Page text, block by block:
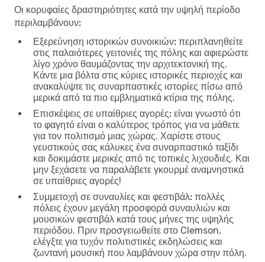
Οι κορυφαίες δραστηριότητες κατά την υψηλή περίοδο
περιλαμβάνουν:
Εξερεύνηση ιστορικών συνοικιών: περιπλανηθείτε
στις παλαιότερες γειτονιές της πόλης και αφιερώστε
λίγο χρόνο θαυμάζοντας την αρχιτεκτονική της.
Κάντε μια βόλτα στις κύριες ιστορικές περιοχές και
ανακαλύψτε τις συναρπαστικές ιστορίες πίσω από
μερικά από τα πιο εμβληματικά κτίρια της πόλης.
Επισκέψεις σε υπαίθριες αγορές: είναι γνωστό ότι
το φαγητό είναι ο καλύτερος τρόπος για να μάθετε
για τον πολιτισμό μιας χώρας. Χαρίστε στους
γευστικούς σας κάλυκες ένα συναρπαστικό ταξίδι
και δοκιμάστε μερικές από τις τοπικές λιχουδιές. Και
μην ξεχάσετε να παραλάβετε γκουρμέ αναμνηστικά
σε υπαίθριες αγορές!
Συμμετοχή σε συναυλίες και φεστιβάλ: πολλές
πόλεις έχουν μεγάλη προσφορά συναυλιών και
μουσικών φεστιβάλ κατά τους μήνες της υψηλής
περιόδου. Πριν προσγειωθείτε στο Clemson,
ελέγξτε για τυχόν πολιτιστικές εκδηλώσεις και
ζωντανή μουσική που λαμβάνουν χώρα στην πόλη.